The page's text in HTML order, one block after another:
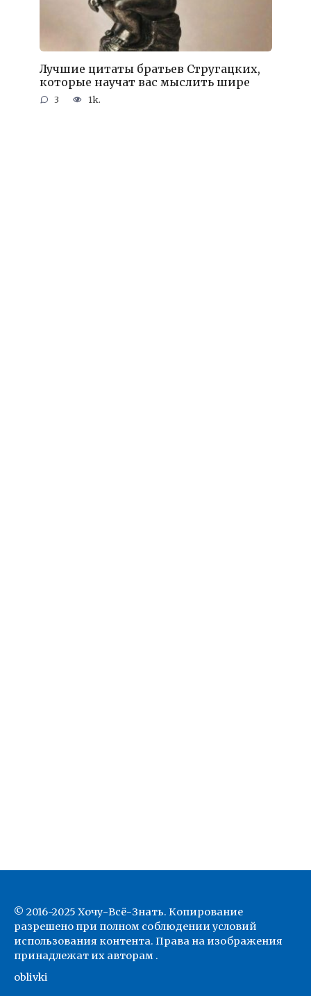
Лучшие цитаты братьев Стругацких,
которые научат вас мыслить шире
3 1k.
© 2016-2025 Хочу-Всё-Знать. Копирование
разрешено при полном соблюдении условий
использования контента. Права на изображения
принадлежат их авторам .
oblivki